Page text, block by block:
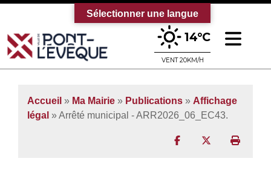
Bienvenue sur le site officiel de la
14°C
VENT 20KM/H
Accueil » Ma Mairie » Publications » Affichage
légal » Arrêté municipal - ARR2026_06_EC43.
Partager surPartager sur
Sélectionner une langue